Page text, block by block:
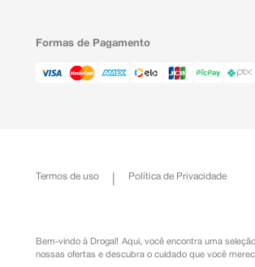
Formas de Pagamento
Termos de uso Política de Privacidade
Bem-vindo à Drogal! Aqui, você encontra uma
nossas ofertas e descubra o cuidado que você